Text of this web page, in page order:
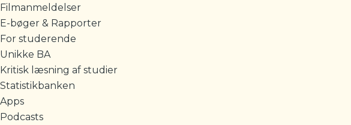
Filmanmeldelser
E-bøger & Rapporter
For studerende
Unikke BA
Kritisk læsning af studier
Statistikbanken
Apps
Podcasts